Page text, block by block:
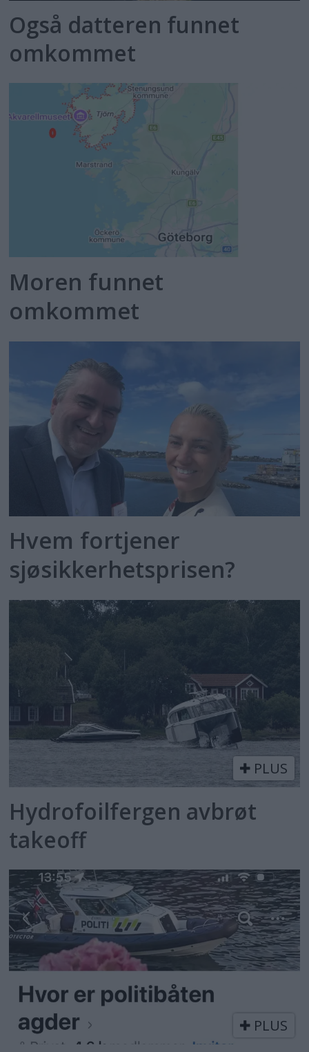
Også datteren funnet
omkommet
Moren funnet
omkommet
Hvem fortjener
sjøsikkerhetsprisen?
PLUS
Hydrofoilfergen avbrøt
takeoff
PLUS